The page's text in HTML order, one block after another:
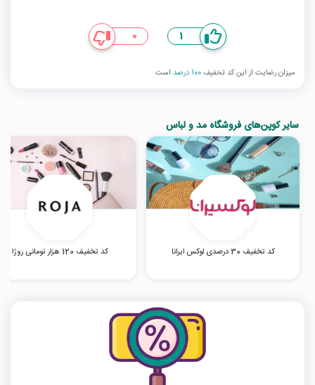
1
0
میزان رضایت از این کد تخفیف 100 درصد است
سایر کوپن‌های فروشگاه مد و لباس
کد تخفیف 30 درصدی لوکس ایرانا کد تخفیف 120 هزار تومانی روژا